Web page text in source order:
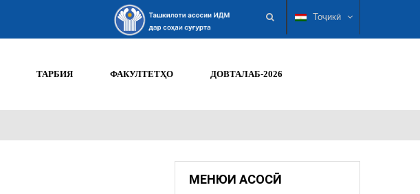
Тоҷикӣ
ТАРБИЯ ФАКУЛТЕТҲО ДОВТАЛАБ-2026
МЕНЮИ АСОСӢ